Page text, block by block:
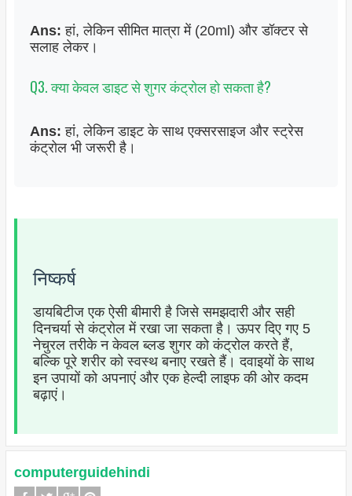
Ans: हां, लेकिन सीमित मात्रा में (20ml) और डॉक्टर से
सलाह लेकर।
Q3. क्या केवल डाइट से शुगर कंट्रोल हो सकता है?
Ans: हां, लेकिन डाइट के साथ एक्सरसाइज और स्ट्रेस
कंट्रोल भी जरूरी है।
निष्कर्ष
डायबिटीज एक ऐसी बीमारी है जिसे समझदारी और सही
दिनचर्या से कंट्रोल में रखा जा सकता है। ऊपर दिए गए 5
नेचुरल तरीके न केवल ब्लड शुगर को कंट्रोल करते हैं,
बल्कि पूरे शरीर को स्वस्थ बनाए रखते हैं। दवाइयों के साथ
इन उपायों को अपनाएं और एक हेल्दी लाइफ की ओर कदम
बढ़ाएं।
computerguidehindi